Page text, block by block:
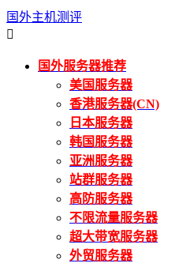
国外主机测评

国外服务器推荐
美国服务器
香港服务器(CN)
日本服务器
韩国服务器
亚洲服务器
站群服务器
高防服务器
不限流量服务器
超大带宽服务器
外贸服务器